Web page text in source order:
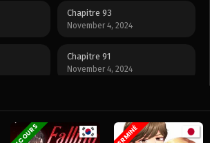
Chapitre 93
November 4, 2024
Chapitre 91
November 4, 2024
November 4, 2024
EN COURS TERMINÉ